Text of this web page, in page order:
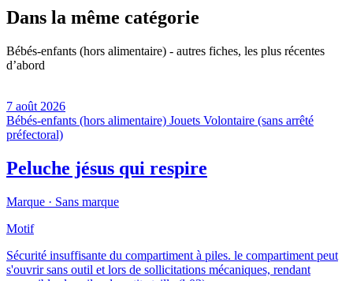
Dans la même catégorie
Bébés-enfants (hors alimentaire) - autres fiches, les plus récentes
d’abord
7 août 2026
Bébés-enfants (hors alimentaire) Jouets Volontaire (sans arrêté
préfectoral)
Peluche jésus qui respire
Marque · Sans marque
Motif
Sécurité insuffisante du compartiment à piles. le compartiment peut
s'ouvrir sans outil et lors de sollicitations mécaniques, rendant